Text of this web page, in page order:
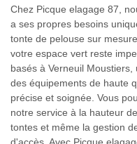
Chez Picque elagage 87,
a ses propres besoins
tonte de pelouse sur
votre espace vert reste
basés à Verneuil
des équipements de haute
précise et soignée. Vous
notre service à la hauteur
tontes et même la gestion